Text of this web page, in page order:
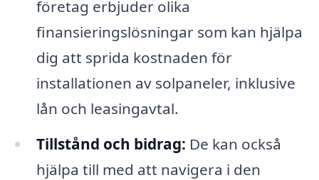
företag erbjuder olika
finansieringslösningar som kan hjälpa
dig att sprida kostnaden för
installationen av solpaneler, inklusive
lån och leasingavtal.
Tillstånd och bidrag: De kan också
hjälpa till med att navigera i den